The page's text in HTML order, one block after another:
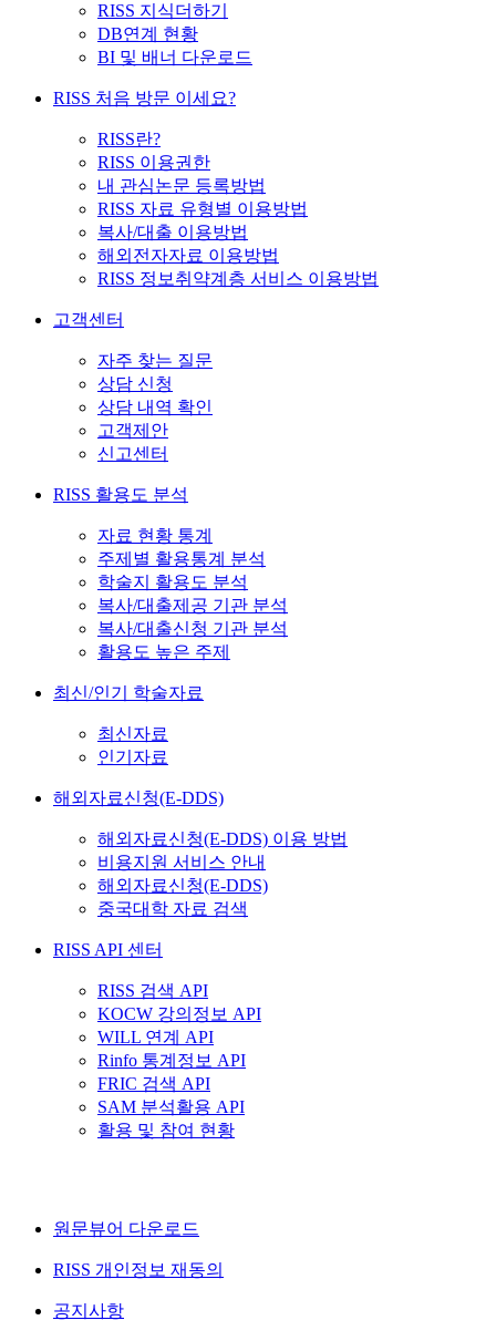
RISS 지식더하기
DB연계 현황
BI 및 배너 다운로드
RISS 처음 방문 이세요?
RISS란?
RISS 이용권한
내 관심논문 등록방법
RISS 자료 유형별 이용방법
복사/대출 이용방법
해외전자자료 이용방법
RISS 정보취약계층 서비스 이용방법
고객센터
자주 찾는 질문
상담 신청
상담 내역 확인
고객제안
신고센터
RISS 활용도 분석
자료 현황 통계
주제별 활용통계 분석
학술지 활용도 분석
복사/대출제공 기관 분석
복사/대출신청 기관 분석
활용도 높은 주제
최신/인기 학술자료
최신자료
인기자료
해외자료신청(E-DDS)
해외자료신청(E-DDS) 이용 방법
비용지원 서비스 안내
해외자료신청(E-DDS)
중국대학 자료 검색
RISS API 센터
RISS 검색 API
KOCW 강의정보 API
WILL 연계 API
Rinfo 통계정보 API
FRIC 검색 API
SAM 분석활용 API
활용 및 참여 현황
원문뷰어 다운로드
RISS 개인정보 재동의
공지사항